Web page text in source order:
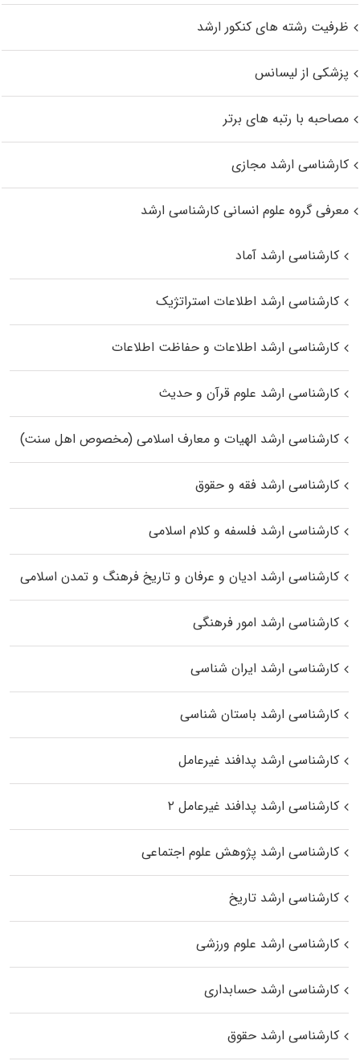
ظرفیت رشته های کنکور ارشد
پزشکی از لیسانس
مصاحبه با رتبه های برتر
کارشناسی ارشد مجازی
معرفی گروه علوم انسانی کارشناسی ارشد
کارشناسی ارشد آماد
کارشناسی ارشد اطلاعات استراتژیک
کارشناسی ارشد اطلاعات و حفاظت اطلاعات
کارشناسی ارشد علوم قرآن و حدیث
کارشناسی ارشد الهیات و معارف اسلامی (مخصوص اهل سنت)
کارشناسی ارشد فقه و حقوق
کارشناسی ارشد فلسفه و کلام اسلامی
کارشناسی ارشد ادیان و عرفان و تاریخ فرهنگ و تمدن اسلامی
کارشناسی ارشد امور فرهنگی
کارشناسی ارشد ایران شناسی
کارشناسی ارشد باستان شناسی
کارشناسی ارشد پدافند غیرعامل
کارشناسی ارشد پدافند غیرعامل ۲
کارشناسی ارشد پژوهش علوم اجتماعی
کارشناسی ارشد تاریخ
کارشناسی ارشد علوم ورزشی
کارشناسی ارشد حسابداری
کارشناسی ارشد حقوق